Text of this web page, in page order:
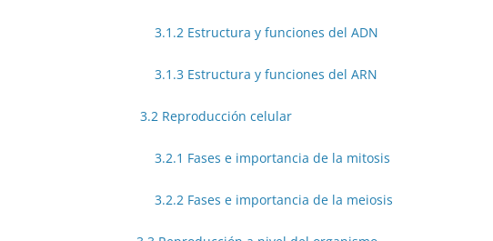
3.1.2 Estructura y funciones del ADN
3.1.3 Estructura y funciones del ARN
3.2 Reproducción celular
3.2.1 Fases e importancia de la mitosis
3.2.2 Fases e importancia de la meiosis